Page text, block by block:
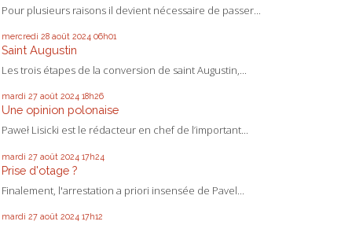
Pour plusieurs raisons il devient nécessaire de passer...
mercredi 28 août 2024 06h01
Saint Augustin
Les trois étapes de la conversion de saint Augustin,...
mardi 27 août 2024 18h26
Une opinion polonaise
Paweł Lisicki est le rédacteur en chef de l’important...
mardi 27 août 2024 17h24
Prise d'otage ?
Finalement, l'arrestation a priori insensée de Pavel...
mardi 27 août 2024 17h12